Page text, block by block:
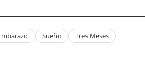
Sueño Tres Meses